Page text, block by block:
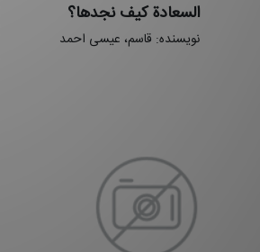
السعادة کیف نجدها؟
نویسنده: قاسم، عیسی احمد